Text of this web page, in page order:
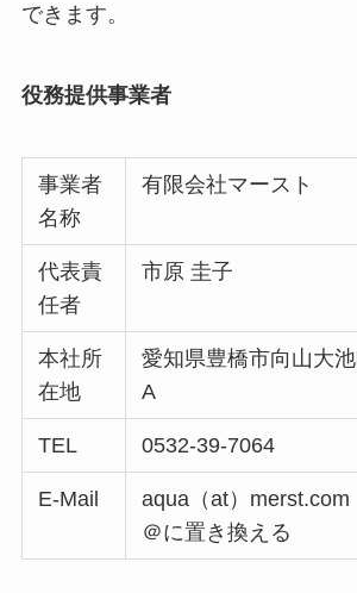
できます。
役務提供事業者
事業者
名称
有限会社マースト
代表責
任者
市原 圭子
本社所
在地
愛知県豊橋市向山大
A
TEL 0532-39-7064
E-Mail
aqua（at）
＠に置き換える